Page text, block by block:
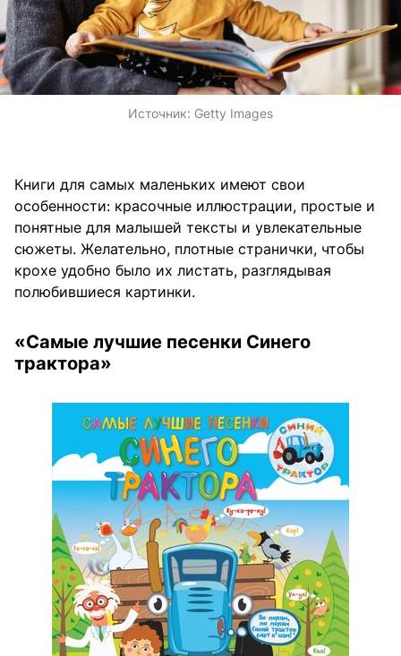
Источник: Getty Images
Книги для самых маленьких имеют свои
особенности: красочные иллюстрации, простые и
понятные для малышей тексты и увлекательные
сюжеты. Желательно, плотные странички, чтобы
крохе удобно было их листать, разглядывая
полюбившиеся картинки.
«Самые лучшие песенки Синего
трактора»